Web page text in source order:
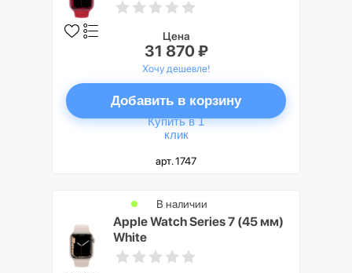
Цена
31 870 ₽
Хочу дешевле!
Добавить в корзину
Купить в 1
клик
арт. 1747
Apple Watch Series 7 (45 мм)
White
В наличии